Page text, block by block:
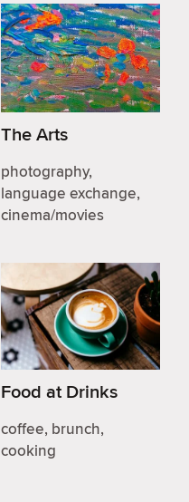
The Arts
photography,
language exchange,
cinema/movies
Food at Drinks
coffee, brunch,
cooking